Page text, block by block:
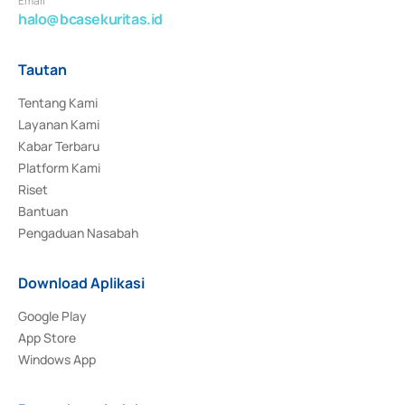
halo@bcasekuritas.id
Tautan
Tentang Kami
Layanan Kami
Kabar Terbaru
Platform Kami
Riset
Bantuan
Pengaduan Nasabah
Download Aplikasi
Google Play
App Store
Windows App